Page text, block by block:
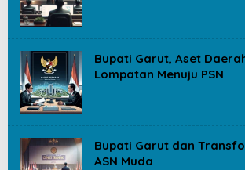
Bupati Garut, Aset
Lompatan Menuju PSN
Bupati Garut dan
ASN Muda